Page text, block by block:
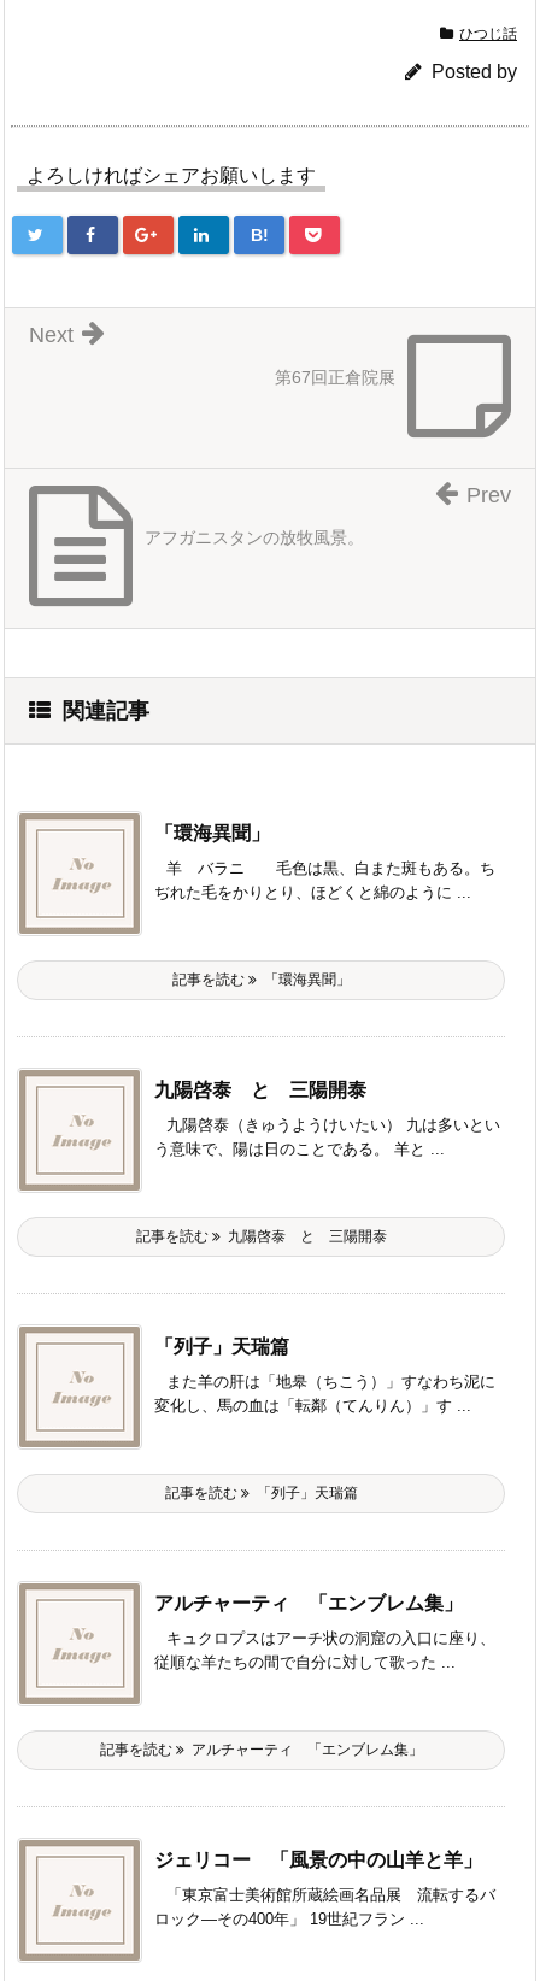
ひつじ話
Posted by
よろしければシェアお願いします
B!
第67回正倉院展
Next
アフガニスタンの放牧風景。
Prev
関連記事
「環海異聞」
羊 バラニ 毛色は黒、白また斑もある。ち
ぢれた毛をかりとり、ほどくと綿のように ...
記事を読む 「環海異聞」
九陽啓泰 と 三陽開泰
九陽啓泰（きゅうようけいたい） 九は多いとい
う意味で、陽は日のことである。 羊と ...
記事を読む 九陽啓泰 と 三陽開泰
「列子」天瑞篇
また羊の肝は「地皋（ちこう）」すなわち泥に
変化し、馬の血は「転鄰（てんりん）」す ...
記事を読む 「列子」天瑞篇
アルチャーティ 「エンブレム集」
キュクロプスはアーチ状の洞窟の入口に座り、
従順な羊たちの間で自分に対して歌った ...
記事を読む アルチャーティ 「エンブレム集」
ジェリコー 「風景の中の山羊と羊」
「東京富士美術館所蔵絵画名品展 流転するバ
ロック―その400年」 19世紀フラン ...